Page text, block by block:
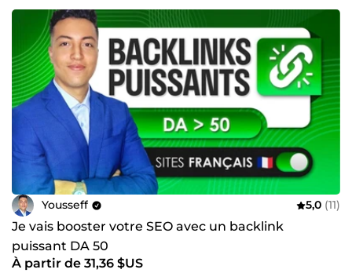
Yousseff 5,0 (11)
Je vais booster votre SEO avec un backlink
puissant DA 50
À partir de 31,36 $US